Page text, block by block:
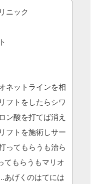
ニック
ネットラインを相
フトをしたらシワ
ン酸を打てば消え
フトを施術しサー
ってもらうも治ら
てもらうもマリオ
あげくのはてには